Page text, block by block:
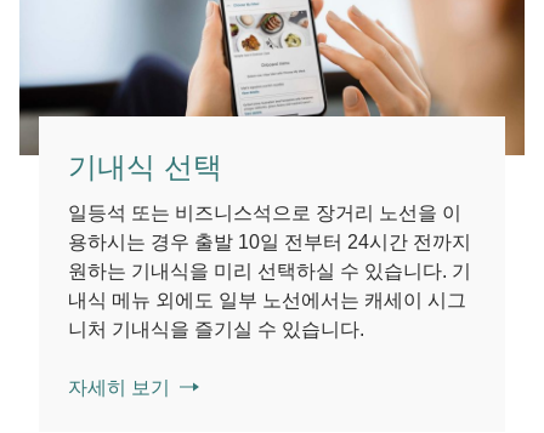
기내식 선택
일등석 또는 비즈니스석으로 장거리 노선을 이
용하시는 경우 출발 10일 전부터 24시간 전까지
원하는 기내식을 미리 선택하실 수 있습니다. 기
내식 메뉴 외에도 일부 노선에서는 캐세이 시그
니처 기내식을 즐기실 수 있습니다.
자세히 보기